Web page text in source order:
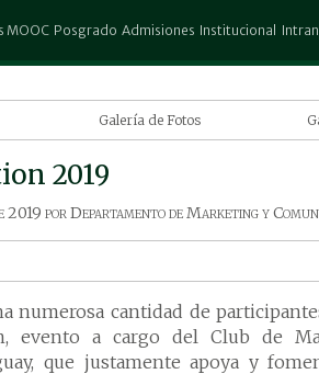
MOOC Posgrado
Posgrado Columbia
Admisiones
Test Vocacional
Convocatorias
Institucional
Trabajar en la UCP
25 de
San
Galería de Fotos
2019
2019 porDepartamento de Marketing y
numerosa cantidad de
evento a cargo del Club de
que justamente apoya y